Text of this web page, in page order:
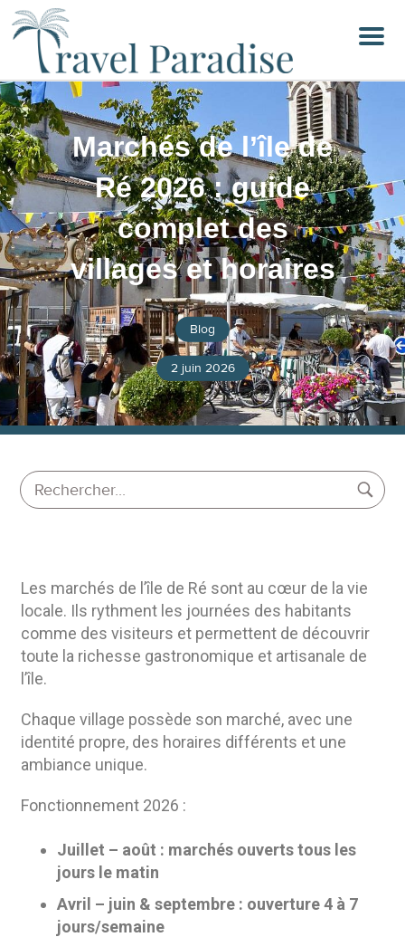
Menu
Marchés de l’île de
Ré 2026 : guide
complet des
villages et horaires
Blog
2 juin 2026
Les marchés de l’île de Ré sont au cœur de la vie
locale. Ils rythment les journées des habitants
comme des visiteurs et permettent de découvrir
toute la richesse gastronomique et artisanale de
l’île.
Chaque village possède son marché, avec une
identité propre, des horaires différents et une
ambiance unique.
Fonctionnement 2026 :
Juillet – août : marchés ouverts tous les
jours le matin
Avril – juin & septembre : ouverture 4 à 7
jours/semaine